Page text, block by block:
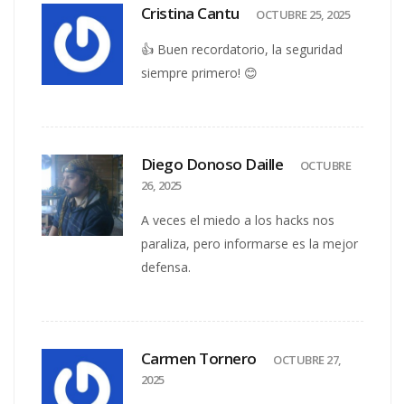
Cristina Cantu OCTUBRE 25, 2025
👍 Buen recordatorio, la seguridad
siempre primero! 😊
Diego Donoso Daille
OCTUBRE
26, 2025
A veces el miedo a los hacks nos
paraliza, pero informarse es la mejor
defensa.
Carmen Tornero
OCTUBRE 27,
2025